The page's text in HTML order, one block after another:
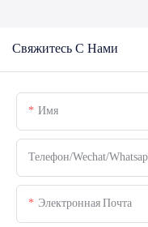
Свяжитесь С Нами
Имя
Телефон/Wechat/
Электронная Почта